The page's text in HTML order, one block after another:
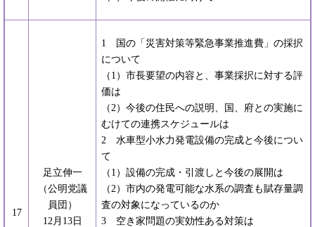
17
足立伸一
（公明党議
員団）
12月13日
1 国の「災害対策等緊急事業推進費」の採択
について
（1）市長要望の内容と、事業採択に対する評
価は
（2）今後の住民への説明、国、府との実施に
むけての連携スケジュールは
2 水車型小水力発電設備の完成と今後につい
て
（1）設備の完成・引渡しと今後の展開は
（2）市内の発電可能な水系の調査も賦存量調
査の対象になっているのか
3 空き家問題の実効性ある対策は